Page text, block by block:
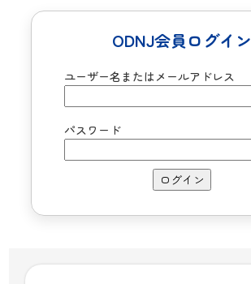
ODNJ会員ログイン
ユーザー名またはメールアドレス
パスワード